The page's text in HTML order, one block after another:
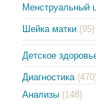
Менструальный
Шейка матки (95)
Детское
Диагностика
Анализы (148)